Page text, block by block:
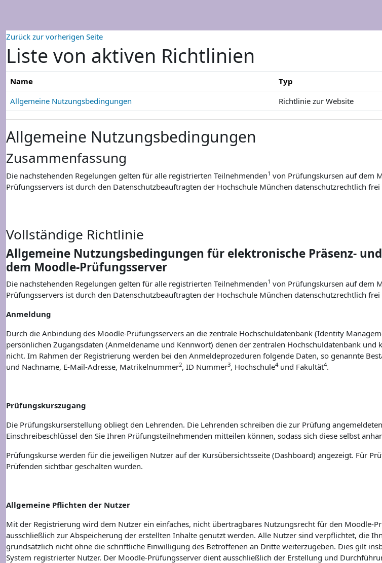
Zurück zur vorherigen Seite
Liste von aktiven Richtlinien
Name Typ
Allgemeine Nutzungsbedingungen
Richtlinie zur Website
Allgemeine Nutzungsbedingungen
Zusammenfassung
Die nachstehenden Regelungen gelten für alle registrierten Teilnehmenden1 von Prüfungskursen auf dem
Prüfungsservers ist durch den Datenschutzbeauftragten der Hochschule München datenschutzrechtlich frei
Vollständige Richtlinie
Allgemeine Nutzungsbedingungen für elektronische Präsenz-
dem Moodle-Prüfungsserver
Die nachstehenden Regelungen gelten für alle registrierten Teilnehmenden1 von Prüfungskursen auf dem
Prüfungsservers ist durch den Datenschutzbeauftragten der Hochschule München datenschutzrechtlich frei
Anmeldung
Durch die Anbindung des Moodle-Prüfungsservers an die zentrale Hochschuldatenbank (Identity
persönlichen Zugangsdaten (Anmeldename und Kennwort) denen der zentralen Hochschuldatenbank
nicht. Im Rahmen der Registrierung werden bei den Anmeldeprozeduren folgende Daten, so genannte
und Nachname, E-Mail-Adresse, Matrikelnummer2, ID Nummer3, Hochschule4und Fakultät4.
Prüfungskurszugang
Die Prüfungskurserstellung obliegt den Lehrenden. Die Lehrenden schreiben die zur Prüfung
Einschreibeschlüssel den Sie Ihren Prüfungsteilnehmenden mitteilen können, sodass sich diese selbst
Prüfungskurse werden für die jeweiligen Nutzer auf der Kursübersichtsseite (Dashboard) angezeigt. Für
Prüfenden sichtbar geschalten wurden.
Allgemeine Pflichten der Nutzer
Mit der Registrierung wird dem Nutzer ein einfaches, nicht übertragbares Nutzungsrecht für den Moodle-
ausschließlich zur Abspeicherung der erstellten Inhalte genutzt werden. Alle Nutzer sind verpflichtet, die
grundsätzlich nicht ohne die schriftliche Einwilligung des Betroffenen an Dritte weiterzugeben. Dies gilt
System registrierter Nutzer. Der Moodle-Prüfungsserver dient ausschließlich der Erstellung und